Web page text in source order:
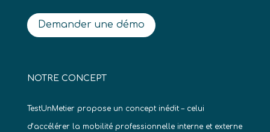
Demander une démo
NOTRE CONCEPT
TestUnMetier propose un concept inédit – celui
d’accélérer la mobilité professionnelle interne et externe